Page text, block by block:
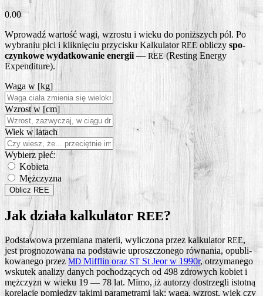
0.00
Wpro­wadź war­tość wagi, wzro­stu i wie­ku do poniż­szych pól. Po
wybra­niu płci i klik­nię­ciu przy­ci­sku Kal­ku­la­torREE obli­czy spo­
czyn­ko­we wydat­ko­wa­nie ener­gii— REE(Resting Ener­gy
Expenditure).
Waga w [kg]
Wzrost w [cm]
Wiek w latach
Wybierz płeć:
Kobieta
Mężczyzna
Jak działa kalkulator REE?
Pod­sta­wo­wa prze­mia­na mate­rii, wyli­czo­na przez kal­ku­la­torREE,
jest pro­gno­zo­wa­na na pod­sta­wie uprosz­czo­ne­go rów­na­nia, opu­bli­
ko­wa­ne­go przez MD Mif­flin oraz ST St Jeor w 1990r, otrzy­ma­ne­go
wsku­tek ana­li­zy danych pocho­dzą­cych od 498 zdro­wych kobiet i
męż­czyzn w wie­ku 19 — 78 lat. Mimo, iż auto­rzy dostrze­gli istot­ną
kore­la­cję pomię­dzy taki­mi para­me­tra­mi jak: waga, wzrost, wiek czy